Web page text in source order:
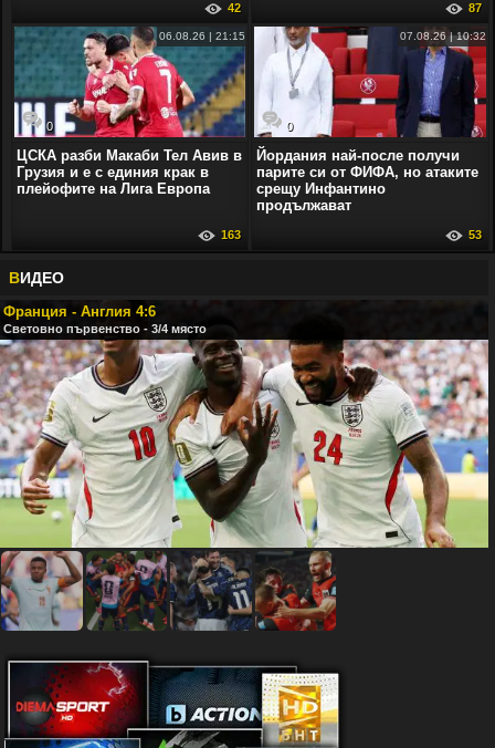
42 87
0
06.08.26 | 21:15
ЦСКА разби Макаби Тел Авив в
Грузия и е с единия крак в
плейофите на Лига Европа
163
0
07.08.26 | 10:32
Йордания най-после получи
парите си от ФИФА, но атаките
срещу Инфантино
продължават
53
ВИДЕО
Франция - Англия 4:6
Световно първенство - 3/4 място